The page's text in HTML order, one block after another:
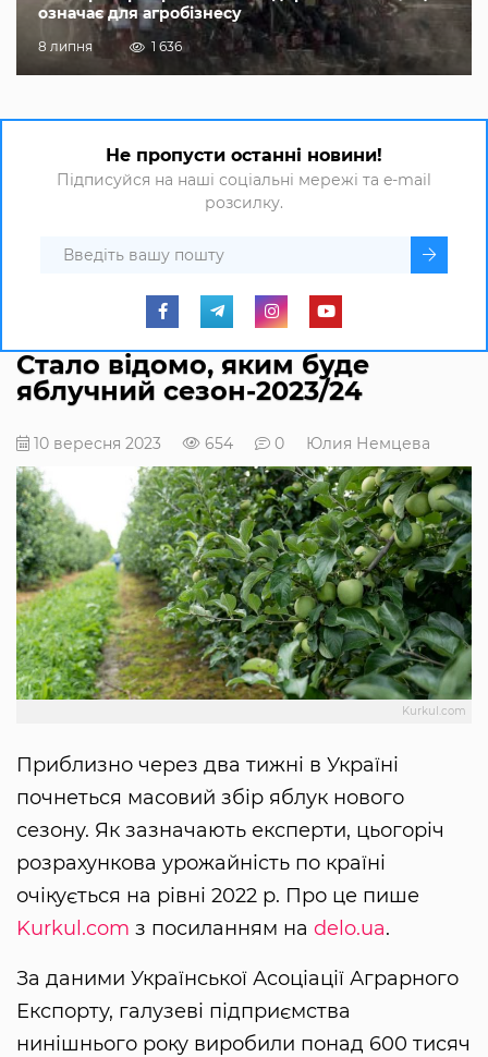
означає для агробізнесу
8 липня 1 636
Не пропусти останні новини!
Підписуйся на наші соціальні мережі та e-mail
розсилку.
Стало відомо, яким буде
яблучний сезон-2023/24
10 вересня 2023 654 0 Юлия Немцева
Kurkul.com
Приблизно через два тижні в Україні
почнеться масовий збір яблук нового
сезону. Як зазначають експерти, цьогоріч
розрахункова урожайність по країні
очікується на рівні 2022 р. Про це пише
Kurkul.com з посиланням на delo.ua.
За даними Української Асоціації Аграрного
Експорту, галузеві підприємства
нинішнього року виробили понад 600 тисяч